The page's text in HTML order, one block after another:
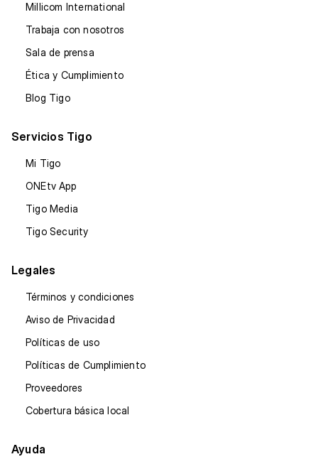
Millicom International
Trabaja con nosotros
Sala de prensa
Ética y Cumplimiento
Blog Tigo
Servicios Tigo
Mi Tigo
ONEtv App
Tigo Media
Tigo Security
Legales
Términos y condiciones
Aviso de Privacidad
Políticas de uso
Políticas de Cumplimiento
Proveedores
Cobertura básica local
Ayuda